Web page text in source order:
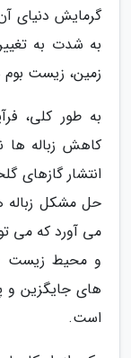
گرمایش دنیای
به شدت به
زمین، زیست بوم
به طور کلی،
کاهش زباله ها
انتشار گازهای
حل مشکل زباله
می آورد که می
و محیط زیست
های جایگزین و
است.